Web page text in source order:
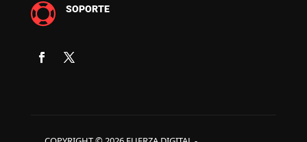
 SOPORTE